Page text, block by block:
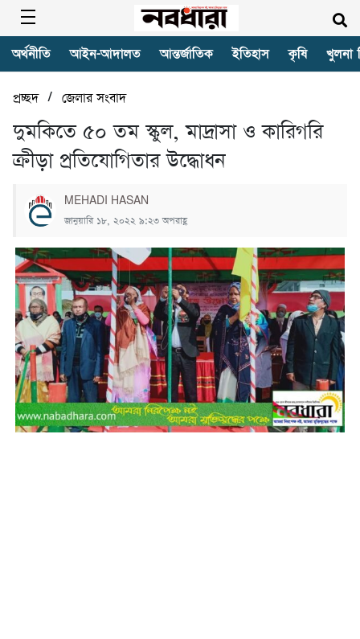
অর্থনীতি আইন-আদালত আন্তর্জাতিক ইতিহাস কৃষি খুলনা
প্রচ্ছদ/ জেলার সংবাদ
দুমকিতে ৫০ তম স্কুল, মাদ্রাসা ও কারিগরি
ক্রীড়া প্রতিযোগিতার উদ্ধোধন
MEHADI HASAN
জানুয়ারি ১৮, ২০২২ ৯:২৩ অপরাহ্ণ